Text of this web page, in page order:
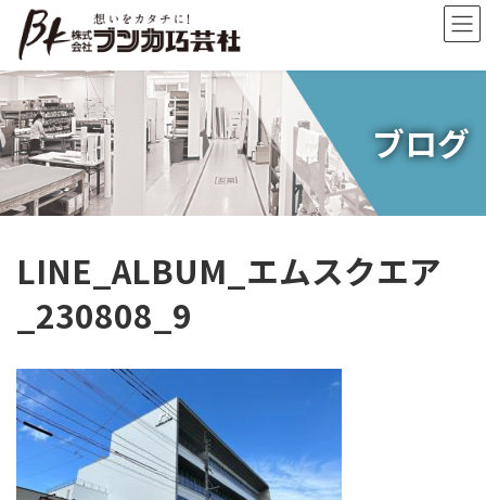
ン
ツ
へ
ス
キ
ッ
プ
ー
シ
ョ
ン
に
移
動
ブログ
LINE_ALBUM_エムスクエア
_230808_9